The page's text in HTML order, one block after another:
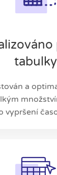
tabulky
a
vypršení